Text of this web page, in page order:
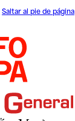
Saltar al pie de página